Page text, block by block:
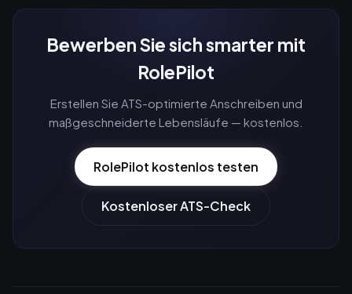
Bewerben Sie sich smarter mit
RolePilot
Erstellen Sie ATS-optimierte Anschreiben und
maßgeschneiderte Lebensläufe — kostenlos.
RolePilot kostenlos testen
Kostenloser ATS-Check